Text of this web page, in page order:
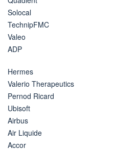
Solocal
TechnipFMC
Valeo
ADP
Hermes
Valerio Therapeutics
Pernod Ricard
Ubisoft
Airbus
Air Liquide
Accor